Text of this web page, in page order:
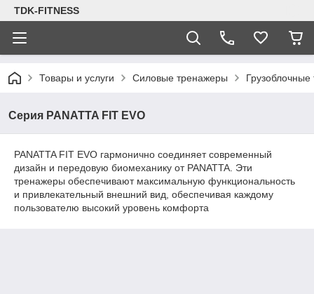
TDK-FITNESS
Товары и услуги Силовые тренажеры
Серия PANATTA FIT EVO
PANATTA FIT EVO гармонично соединяет современный
дизайн и передовую биомеханику от PANATTA. Эти
тренажеры обеспечивают максимальную функциональность
и привлекательный внешний вид, обеспечивая каждому
пользователю высокий уровень комфорта